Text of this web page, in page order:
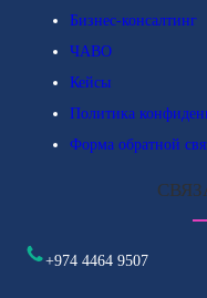
Бизнес-консалтинг
ЧАВО
Кейсы
Политика
Форма обратной
+974 4464 9507